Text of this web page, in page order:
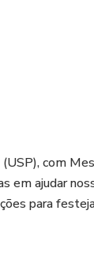
com
em ajudar
para